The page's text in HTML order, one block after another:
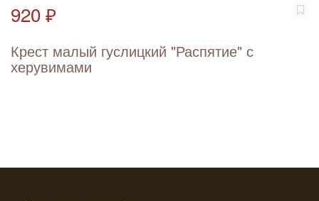
920 ₽
Крест малый гуслицкий "Распятие" с
херувимами